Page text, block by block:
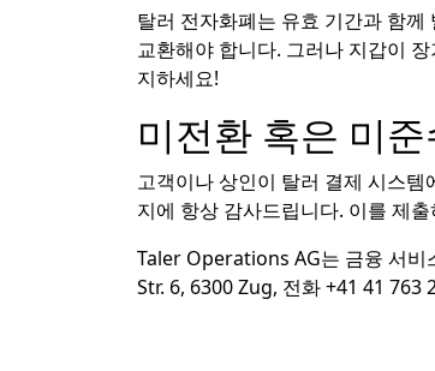
탈러 전자화폐는 유효 기간과 함
교환해야 합니다. 그러나 지갑이
지하세요!
미전환 혹은 미
고객이나 상인이 탈러 결제 시스
지에 항상 감사드립니다. 이를 제
Taler Operations AG는 금융 서
Str. 6, 6300 Zug, 전화 +41 41 763